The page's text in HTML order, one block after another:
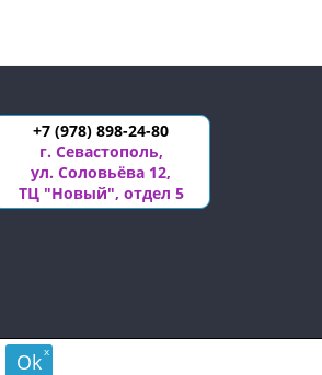
+7 (978) 898-24-80
г. Севастополь,
ул. Соловьёва 12,
ТЦ "Новый", отдел 5
Okx